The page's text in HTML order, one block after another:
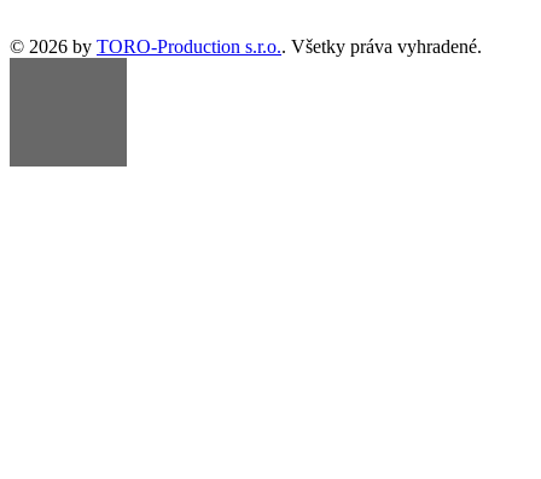
© 2026 by TORO-Production s.r.o.. Všetky práva vyhradené.